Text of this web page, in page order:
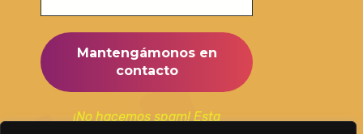
¡No hacemos spam! Esta